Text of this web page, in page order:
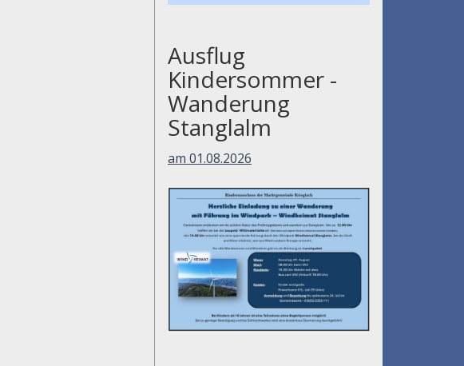
Ausflug
Kindersommer -
Wanderung
Stanglalm
am 01.08.2026